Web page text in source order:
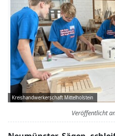
Kreishandwerkerschaft Mittelholstein
Veröffentlicht